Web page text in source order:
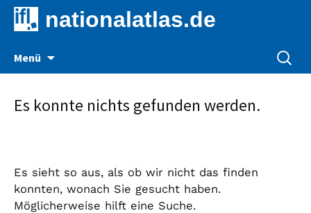
nationalatlas.de
Menü
Suche
nach:
Es konnte nichts gefunden werden.
Es sieht so aus, als ob wir nicht das finden
konnten, wonach Sie gesucht haben.
Möglicherweise hilft eine Suche.